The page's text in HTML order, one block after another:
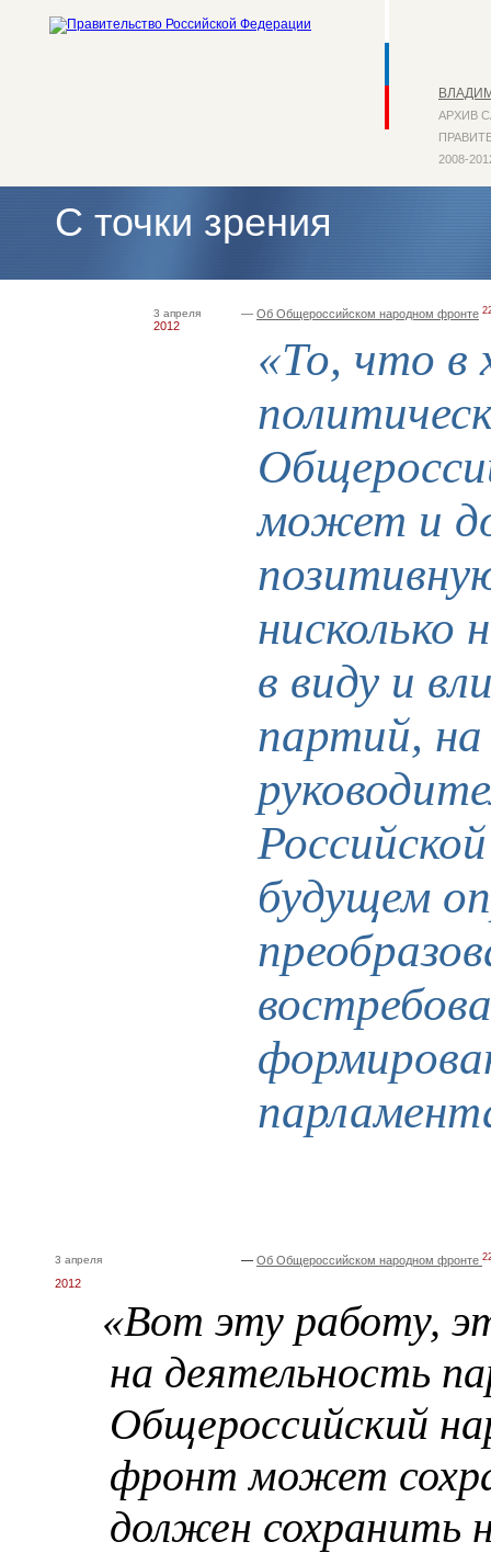
АРХИВ
2008-
С точки зрения
3 апреля
2012
— Об Общероссийском народном фронте
«То, что в
может и
нисколько
в виду и
партий,
будущем
3 апреля
2012
— Об Общероссийском народном фронте
«Вот эту работу,
на деятельность
Общероссийский
фронт может
должен сохранить